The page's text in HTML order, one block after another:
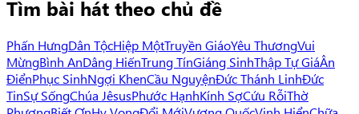
Tìm bài hát theo chủ đề
Phấn HưngDân TộcHiệp MộtTruyền GiáoYêu ThươngVui
MừngBình AnDâng HiếnTrung TínGiáng SinhThập Tự GiáÂn
ĐiểnPhục SinhNgợi KhenCầu NguyệnĐức Thánh LinhĐức
TinSự SốngChúa JêsusPhước HạnhKính SợCứu RỗiThờ